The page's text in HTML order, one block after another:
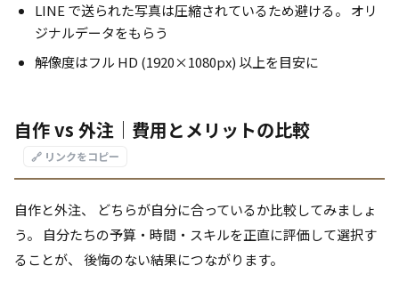
LINE で送られた写真は圧縮されているため避ける。 オリ
ジナルデータをもらう
解像度はフル HD (1920×1080px) 以上を目安に
自作 vs 外注｜費用とメリットの比較
🔗 リンクをコピー
自作と外注、 どちらが自分に合っているか比較してみましょ
う。 自分たちの予算・時間・スキルを正直に評価して選択す
ることが、 後悔のない結果につながります。